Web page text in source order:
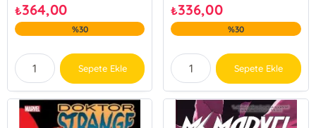
₺364,00
%30
Sepete Ekle
₺336,00
%30
Sepete Ekle